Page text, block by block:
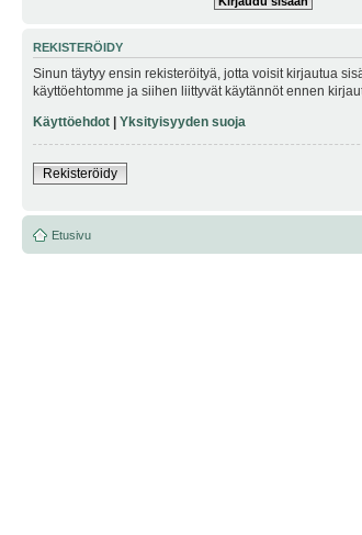
REKISTERÖIDY
Sinun täytyy ensin rekisteröityä, jotta voisit kirjautua
käyttöehtomme ja siihen liittyvät käytännöt ennen
Käyttöehdot | Yksityisyyden suoja
Rekisteröidy
Etusivu